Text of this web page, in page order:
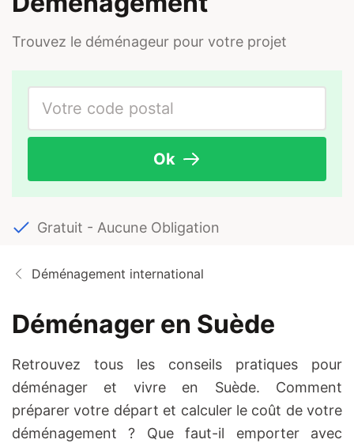
Trouvez le déménageur pour votre projet
Ok
Gratuit - Aucune Obligation
Déménagement international
Déménager en Suède
Retrouvez tous les conseils pratiques pour
déménager et vivre en Suède. Comment
préparer votre départ et calculer le coût de votre
déménagement ? Que faut-il emporter avec